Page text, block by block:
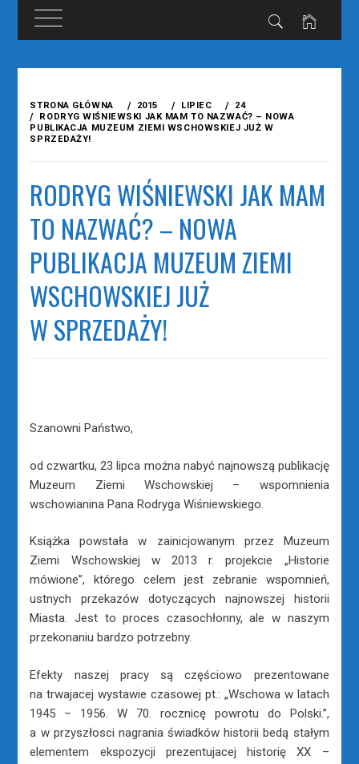
treści
STRONA GŁÓWNA 2015 LIPIEC
24
RODRYG WIŚNIEWSKI JAK MAM TO NAZWAĆ? – NOWA
PUBLIKACJA MUZEUM ZIEMI WSCHOWSKIEJ JUŻ W
SPRZEDAŻY!
RODRYG WIŚNIEWSKI JAK MAM
TO NAZWAĆ? – NOWA
PUBLIKACJA MUZEUM ZIEMI
WSCHOWSKIEJ JUŻ
W SPRZEDAŻY!
Szanowni Państwo,
od czwartku, 23 lipca można nabyć najnowszą publikację
Muzeum Ziemi Wschowskiej – wspomnienia
wschowianina Pana Rodryga Wiśniewskiego.
Książka powstała w zainicjowanym przez Muzeum
Ziemi Wschowskiej w 2013 r. projekcie „Historie
mówione”, którego celem jest zebranie wspomnień,
ustnych przekazów dotyczących najnowszej historii
Miasta. Jest to proces czasochłonny, ale w naszym
przekonaniu bardzo potrzebny.
Efekty naszej pracy są częściowo prezentowane
na trwajacej wystawie czasowej pt.: „Wschowa w latach
1945 – 1956. W 70. rocznicę powrotu do Polski.”,
a w przyszłosci nagrania świadków historii bedą stałym
elementem ekspozycji prezentujacej historię XX –